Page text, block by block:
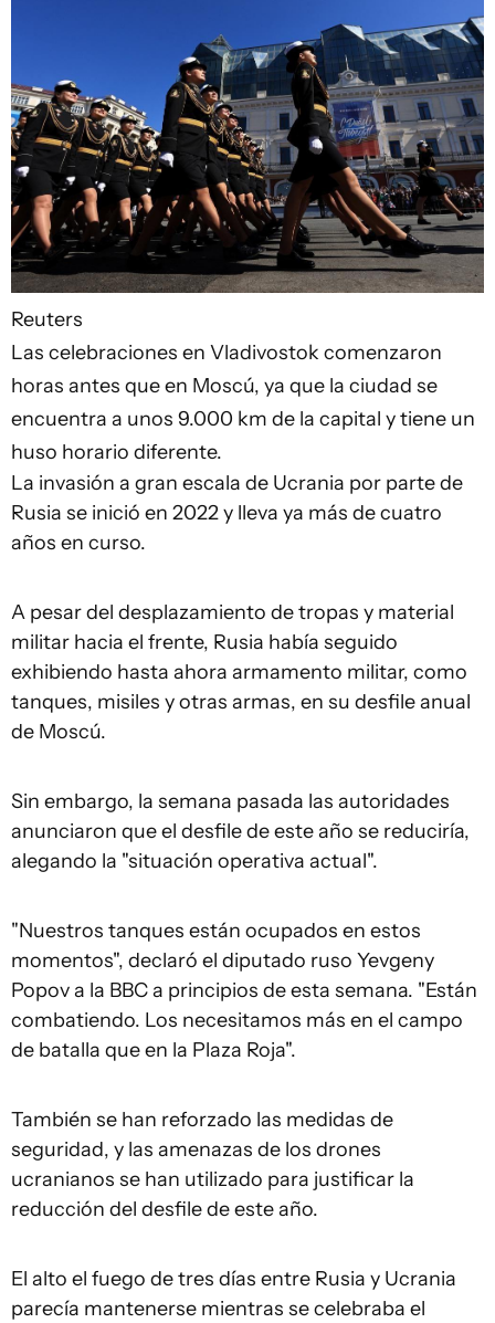
Reuters
Las celebraciones en Vladivostok comenzaron
horas antes que en Moscú, ya que la ciudad se
encuentra a unos 9.000 km de la capital y tiene un
huso horario diferente.
La invasión a gran escala de Ucrania por parte de
Rusia se inició en 2022 y lleva ya más de cuatro
años en curso.
A pesar del desplazamiento de tropas y material
militar hacia el frente, Rusia había seguido
exhibiendo hasta ahora armamento militar, como
tanques, misiles y otras armas, en su desfile anual
de Moscú.
Sin embargo, la semana pasada las autoridades
anunciaron que el desfile de este año se reduciría,
alegando la "situación operativa actual".
"Nuestros tanques están ocupados en estos
momentos", declaró el diputado ruso Yevgeny
Popov a la BBC a principios de esta semana. "Están
combatiendo. Los necesitamos más en el campo
de batalla que en la Plaza Roja".
También se han reforzado las medidas de
seguridad, y las amenazas de los drones
ucranianos se han utilizado para justificar la
reducción del desfile de este año.
El alto el fuego de tres días entre Rusia y Ucrania
parecía mantenerse mientras se celebraba el